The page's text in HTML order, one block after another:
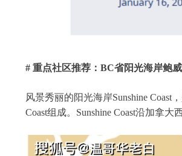
# 重点社区推荐：BC省阳光海岸鲍
风景秀丽的阳光海岸Sunshine Coast
Coast组成。Sunshine Coast沿加拿